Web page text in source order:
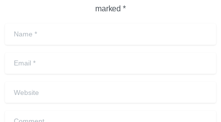
marked *
Name
Email
Comment